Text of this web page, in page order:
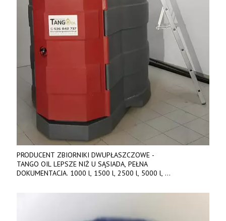
PRODUCENT ZBIORNIKI DWUPŁASZCZOWE -
TANGO OIL LEPSZE NIŻ U SĄSIADA, PEŁNA
DOKUMENTACJA. 1000 l, 1500 l, 2500 l, 5000 l,
842 737, www.tango-oil.pl